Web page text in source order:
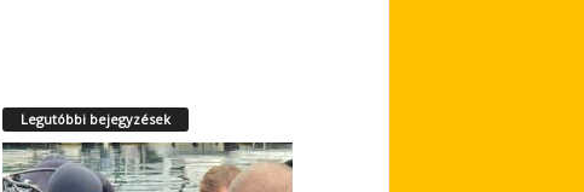
Legutóbbi bejegyzések